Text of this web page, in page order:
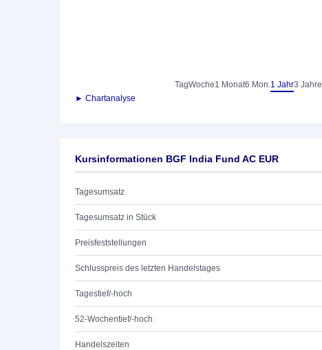
TagWoche1 Monat6 Mon.1 Jahr3 Jahre
► Chartanalyse
Kursinformationen BGF India Fund AC EUR
Tagesumsatz
Tagesumsatz in Stück
Preisfeststellungen
Schlusspreis des letzten Handelstages
Tagestief/-hoch
52-Wochentief/-hoch
Handelszeiten